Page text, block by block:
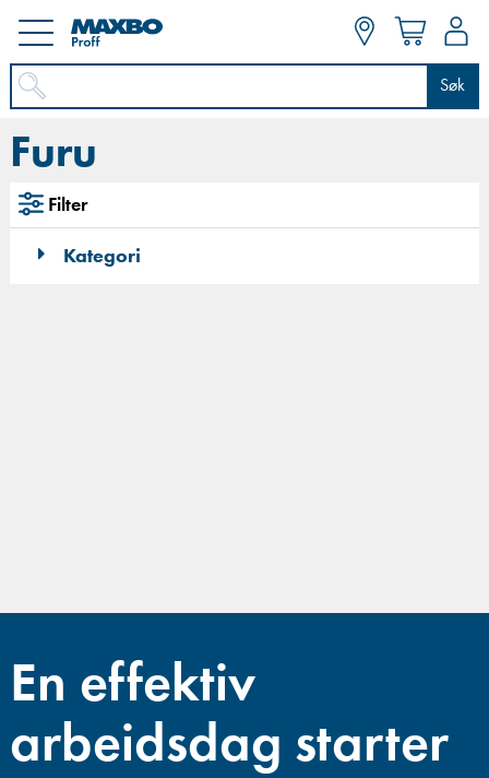
Søk
Furu
Filter
Kategori
En effektiv
arbeidsdag starter